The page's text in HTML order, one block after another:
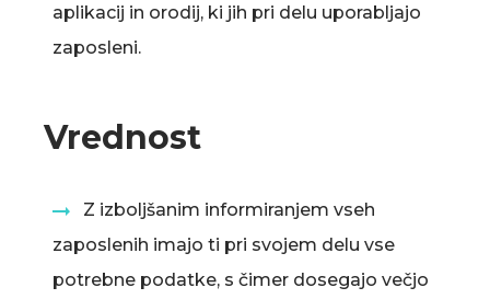
aplikacij in orodij, ki jih pri delu uporabljajo
zaposleni.
Vrednost
Z izboljšanim informiranjem vseh
zaposlenih imajo ti pri svojem delu vse
potrebne podatke, s čimer dosegajo večjo